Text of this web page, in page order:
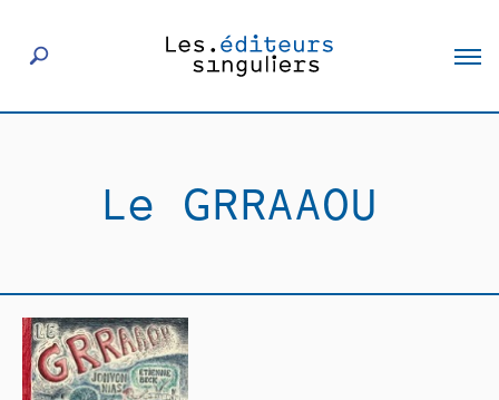
Éditeurs
Actualités
Le GRRAAOU